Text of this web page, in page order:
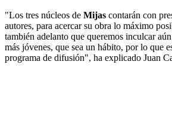
"Los tres núcleos de Mijas contarán con
autores, para acercar su obra lo máximo
también adelanto que queremos inculcar
más jóvenes, que sea un hábito, por lo que
programa de difusión", ha explicado Juan